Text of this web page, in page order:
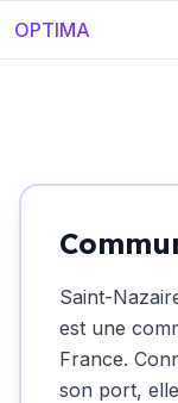
OPTIMA
Saint-
est une
France.
son port,